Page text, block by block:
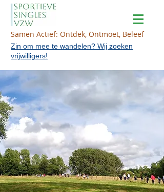
Samen Actief: Ontdek, Ontmoet, Beleef
Zin om mee te wandelen? Wij zoeken
vrijwilligers!